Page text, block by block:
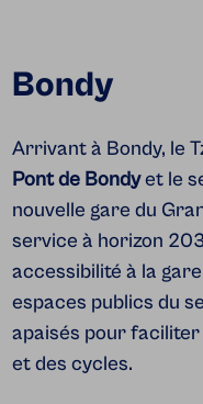
Bondy
Arrivant à Bondy, le
Pont de Bondyet le
nouvelle gare du
service à horizon
accessibilité à la
espaces publics du
apaisés pour
et des cycles.